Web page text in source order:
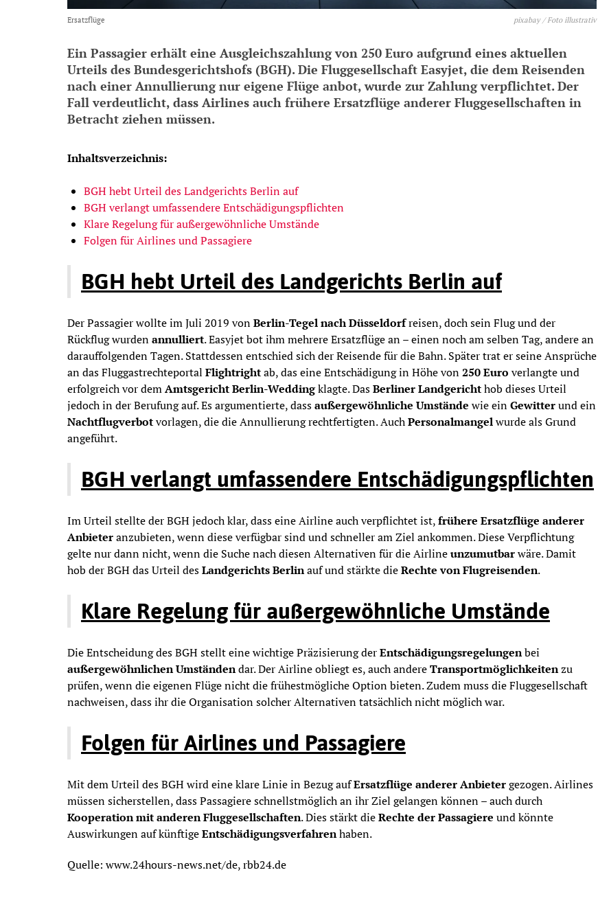
Ersatzflüge pixabay / Foto illustrativ
Ein Passagier erhält eine Ausgleichszahlung von 250 Euro aufgrund eines aktuellen
Urteils des Bundesgerichtshofs (BGH). Die Fluggesellschaft Easyjet, die dem Reisenden
nach einer Annullierung nur eigene Flüge anbot, wurde zur Zahlung verpflichtet. Der
Fall verdeutlicht, dass Airlines auch frühere Ersatzflüge anderer Fluggesellschaften in
Betracht ziehen müssen.
Inhaltsverzeichnis:
BGH hebt Urteil des Landgerichts Berlin auf
BGH verlangt umfassendere Entschädigungspflichten
Klare Regelung für außergewöhnliche Umstände
Folgen für Airlines und Passagiere
BGH hebt Urteil des Landgerichts Berlin auf
Der Passagier wollte im Juli 2019 vonBerlin-Tegel nach Düsseldorfreisen, doch sein Flug und der
Rückflug wurdenannulliert. Easyjet bot ihm mehrere Ersatzflüge an – einen noch am selben Tag, andere an
darauffolgenden Tagen. Stattdessen entschied sich der Reisende für die Bahn. Später trat er seine Ansprüche
an das Fluggastrechteportal Flightrightab, das eine Entschädigung in Höhe von250 Euro verlangte und
erfolgreich vor demAmtsgericht Berlin-Weddingklagte. DasBerliner Landgerichthob dieses Urteil
jedoch in der Berufung auf. Es argumentierte, dassaußergewöhnliche Umstände wie einGewitterund ein
Nachtflugverbotvorlagen, die die Annullierung rechtfertigten. AuchPersonalmangelwurde als Grund
angeführt.
BGH verlangt umfassendere Entschädigungspflichten
Im Urteil stellte der BGH jedoch klar, dass eine Airline auch verpflichtet ist,frühere Ersatzflüge anderer
Anbieteranzubieten, wenn diese verfügbar sind und schneller am Ziel ankommen. Diese Verpflichtung
gelte nur dann nicht, wenn die Suche nach diesen Alternativen für die Airlineunzumutbarwäre. Damit
hob der BGH das Urteil desLandgerichts Berlinauf und stärkte dieRechte von Flugreisenden.
Klare Regelung für außergewöhnliche Umstände
Die Entscheidung des BGH stellt eine wichtige Präzisierung derEntschädigungsregelungenbei
außergewöhnlichen Umständendar. Der Airline obliegt es, auch andereTransportmöglichkeitenzu
prüfen, wenn die eigenen Flüge nicht die frühestmögliche Option bieten. Zudem muss die Fluggesellschaft
nachweisen, dass ihr die Organisation solcher Alternativen tatsächlich nicht möglich war.
Folgen für Airlines und Passagiere
Mit dem Urteil des BGH wird eine klare Linie in Bezug aufErsatzflüge anderer Anbietergezogen. Airlines
müssen sicherstellen, dass Passagiere schnellstmöglich an ihr Ziel gelangen können – auch durch
Kooperation mit anderen Fluggesellschaften. Dies stärkt dieRechte der Passagiere und könnte
Auswirkungen auf künftigeEntschädigungsverfahrenhaben.
Quelle: www.24hours-news.net/de, rbb24.de